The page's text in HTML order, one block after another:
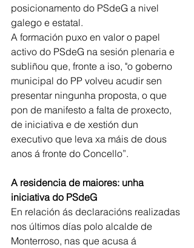
posicionamento do PSdeG a nivel
galego e estatal.
A formación puxo en valor o papel
activo do PSdeG na sesión plenaria e
subliñou que, fronte a iso, "o goberno
municipal do PP volveu acudir sen
presentar ningunha proposta, o que
pon de manifesto a falta de proxecto,
de iniciativa e de xestión dun
executivo que leva xa máis de dous
anos á fronte do Concello”.
A residencia de maiores: unha
iniciativa do PSdeG
En relación ás declaracións realizadas
nos últimos días polo alcalde de
Monterroso, nas que acusa á